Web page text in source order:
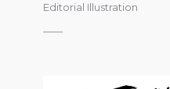
Editorial Illustration